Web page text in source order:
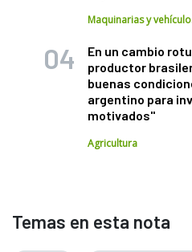
Maquinarias y
En un cambio
productor
buenas
argentino para
motivados"
Agricultura
Temas en esta nota